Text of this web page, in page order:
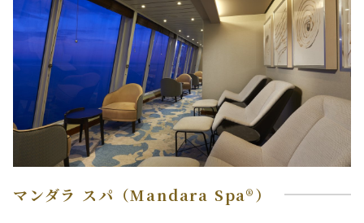
マンダラ スパ（Mandara Spa®）